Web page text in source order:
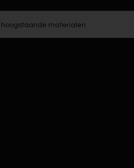
hoogstaande materialen